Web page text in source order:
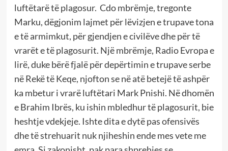
luftëtarë të plagosur. Cdo mbrëmje, tregonte
Marku, dëgjonim lajmet për lëvizjen e trupave tona
e të armimkut, për gjendjen e civilëve dhe për të
vrarët e të plagosurit. Një mbrëmje, Radio Evropa e
lirë, duke bërë fjalë për depërtimin e trupave serbe
në Rekë të Keqe, njofton se në atë betejë të ashpër
ka mbetur i vrarë luftëtari Mark Pnishi. Në dhomën
e Brahim Ibrës, ku ishin mbledhur të plagosurit, bie
heshtje vdekjeje. Ishte dita e dytë pas ofensivës
dhe të strehuarit nuk njiheshin ende mes vete me